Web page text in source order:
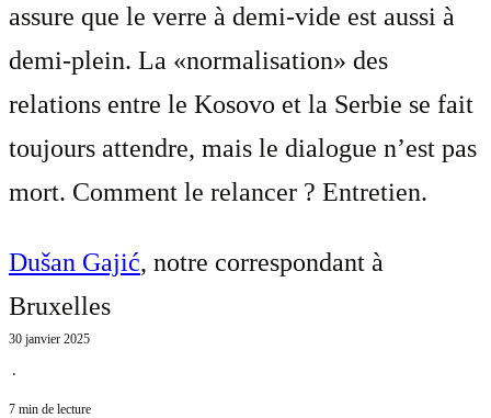
assure que le verre à demi-vide est aussi à
demi-plein. La «normalisation» des
relations entre le Kosovo et la Serbie se fait
toujours attendre, mais le dialogue n’est pas
mort. Comment le relancer ? Entretien.
Dušan Gajić, notre correspondant à
Bruxelles
30 janvier 2025
⋅
7 min de lecture